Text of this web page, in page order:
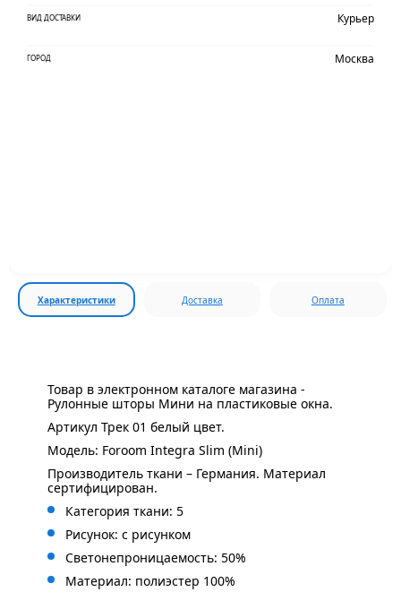
ВИД ДОСТАВКИ Курьер
ГОРОД Москва
Характеристики Доставка Оплата
Товар в электронном каталоге магазина -
Рулонные шторы Мини на пластиковые окна.
Артикул Трек 01 белый цвет.
Модель: Foroom Integra Slim (Mini)
Производитель ткани – Германия. Материал
сертифицирован.
Категория ткани: 5
Рисунок: с рисунком
Светонепроницаемость: 50%
Материал: полиэстер 100%